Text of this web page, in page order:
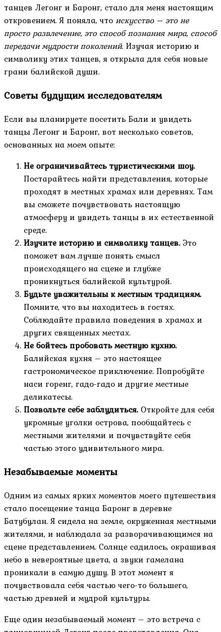
танцев Легонг и Баронг, стало для меня настоящим
откровением. Я поняла, что искусство – это не
просто развлечение, это способ познания мира, способ
передачи мудрости поколений. Изучая историю и
символику этих танцев, я открыла для себя новые
грани балийской души.
Советы будущим исследователям
Если вы планируете посетить Бали и увидеть
танцы Легонг и Баронг, вот несколько советов,
основанных на моем опыте:
Не ограничивайтесь туристическими шоу.
Постарайтесь найти представления, которые
проходят в местных храмах или деревнях. Там
вы сможете почувствовать настоящую
атмосферу и увидеть танцы в их естественной
среде.
Изучите историю и символику танцев. Это
поможет вам лучше понять смысл
происходящего на сцене и глубже
проникнуться балийской культурой.
Будьте уважительны к местным традициям.
Помните, что вы находитесь в гостях.
Соблюдайте правила поведения в храмах и
других священных местах.
Не бойтесь пробовать местную кухню.
Балийская кухня – это настоящее
гастрономическое приключение. Попробуйте
наси горенг, гадо-гадо и другие местные
деликатесы.
Позвольте себе заблудиться. Откройте для себя
укромные уголки острова, пообщайтесь с
местными жителями и почувствуйте себя
частью этого удивительного мира.
Незабываемые моменты
Одним из самых ярких моментов моего путешествия
стало посещение танца Баронг в деревне
Батубулан. Я сидела на земле, окруженная местными
жителями, и наблюдала за разворачивающимся на
сцене представлением. Солнце садилось, окрашивая
небо в невероятные цвета, а звуки гамелана
проникали в самую душу. В этот момент я
почувствовала себя частью чего-то большего,
частью древней и мудрой культуры.
Еще один незабываемый момент – это встреча с